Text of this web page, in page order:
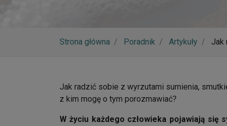
Strona główna Poradnik Artykuły Jak
Jak radzić sobie z wyrzutami sumienia,
z kim mogę o tym porozmawiać?
W życiu każdego człowieka pojawiają się